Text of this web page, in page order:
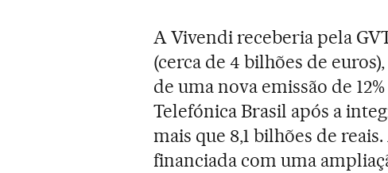
A Vivendi receberia pela
(cerca de 4 bilhões de
de uma nova emissão de
Telefónica Brasil após a
mais que 8,1 bilhões de
financiada com uma